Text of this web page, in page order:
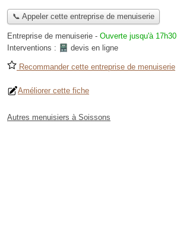
📞 Appeler cette entreprise de menuiserie
Entreprise de menuiserie - Ouverte jusqu'à 17h30
Interventions :
devis en ligne
Recommander cette entreprise de menuiserie
Améliorer cette fiche
Autres menuisiers à Soissons